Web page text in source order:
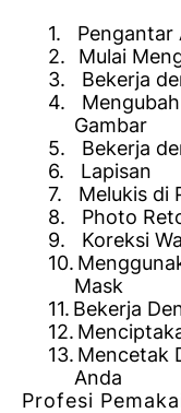
1.
Pengantar
2.
Mulai
3.
Bekerja
4.
Gambar
5.
Bekerja
6.
Lapisan
7.
Melukis di
8.
Photo
9.
Koreksi
10.
Mask
11. Bekerja
12.
13. Mencetak
Anda
Profesi